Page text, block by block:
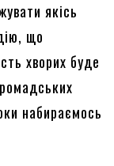
якісь
що
хворих буде
набираємось